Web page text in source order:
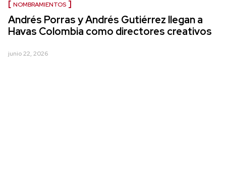
NOMBRAMIENTOS
Andrés Porras y Andrés Gutiérrez llegan a
Havas Colombia como directores creativos
junio 22, 2026